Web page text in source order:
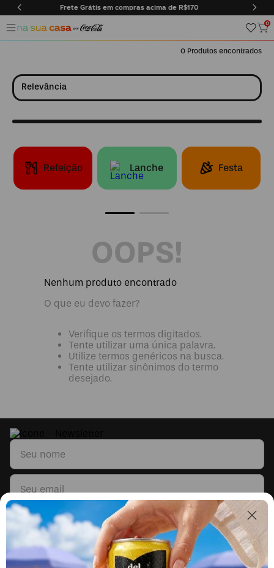
acima de R$170 Entregas somente na cidade do
0
0
Relevância
Refeição Lanche Festa
OOPS!
Nenhum produto encontrado
O que eu devo fazer?
Verifique os termos digitados.
Tente utilizar uma única palavra.
Utilize termos genéricos na busca.
Tente utilizar sinônimos do termo
desejado.
Li e concordo com os Termos & CondiçõesePolíticas de Privacidade